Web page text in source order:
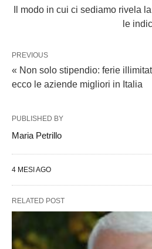
Il modo in cui ci sediamo rivela
le
PREVIOUS
« Non solo stipendio: ferie
ecco le aziende migliori in Italia
PUBLISHED BY
Maria Petrillo
4 MESI AGO
RELATED POST